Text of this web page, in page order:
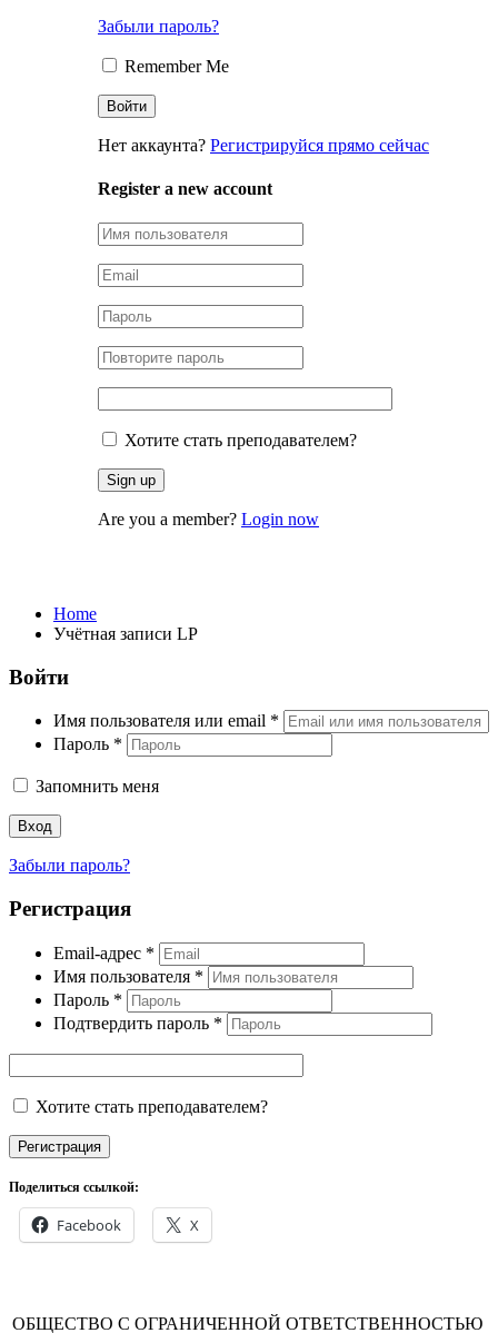
Забыли пароль?
Remember Me
Нет аккаунта? Регистрируйся прямо сейчас
Register a new account
Хотите стать преподавателем?
Are you a member? Login now
Home
Учётная записи LP
Войти
Имя пользователя или email *
Пароль *
Запомнить меня
Вход
Забыли пароль?
Регистрация
Email-адрес *
Имя пользователя *
Пароль *
Подтвердить пароль *
Хотите стать преподавателем?
Регистрация
Поделиться ссылкой:
Facebook X
ОБЩЕСТВО С ОГРАНИЧЕННОЙ ОТВЕТСТВЕННОСТЬЮ